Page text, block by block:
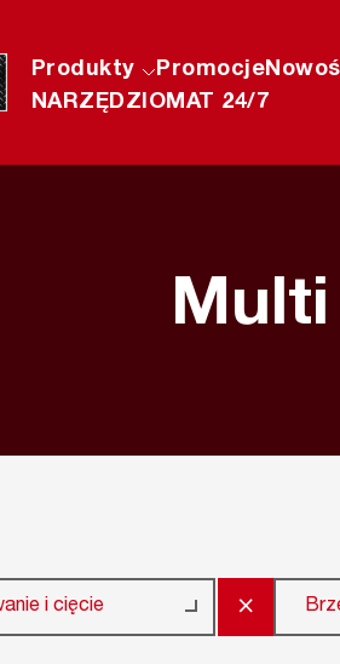
Produkty Promocje
NARZĘDZIOMAT 24/7
i cięcie ×